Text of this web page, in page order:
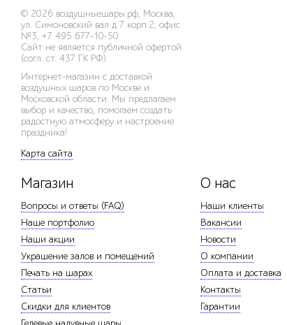
© 2026 воздушныешары.рф, Москва,
ул. Симоновский вал д.7 корп.2, офис
№3, +7 495 677-10-50
Сайт не является публичной офертой
(согл. ст. 437 ГК РФ).
Интернет-магазин с доставкой
воздушных шаров по Москве и
Московской области. Мы предлагаем
выбор и качество, помогаем создать
радостную атмосферу и настроение
праздника!
Карта сайта
Магазин
Вопросы и ответы (FAQ)
Наше портфолио
Наши акции
Украшение залов и помещений
Печать на шарах
Статьи
Скидки для клиентов
О нас
Наши клиенты
Вакансии
Новости
О компании
Оплата и доставка
Контакты
Гарантии